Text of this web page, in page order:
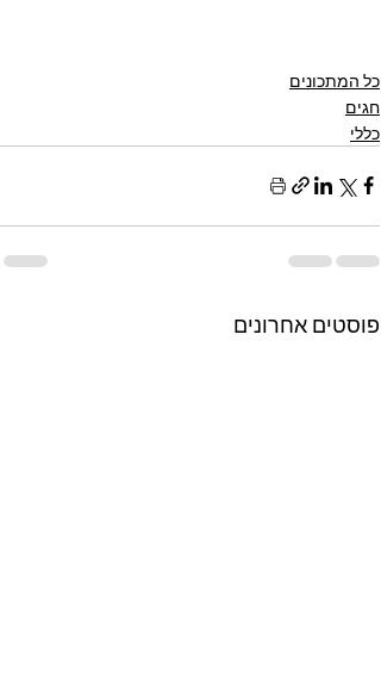
כל המתכונים
חגים
כללי
פוסטים אחרונים